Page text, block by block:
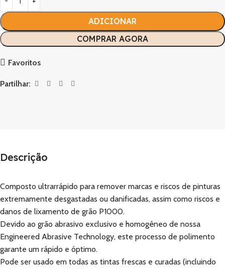
ADICIONAR
COMPRAR AGORA
Favoritos
Partilhar:
Descrição
Composto ultrarrápido para remover marcas e riscos de pinturas
extremamente desgastadas ou danificadas, assim como riscos e
danos de lixamento de grão P1000.
Devido ao grão abrasivo exclusivo e homogêneo de nossa
Engineered Abrasive Technology, este processo de polimento
garante um rápido e óptimo.
Pode ser usado em todas as tintas frescas e curadas (incluindo